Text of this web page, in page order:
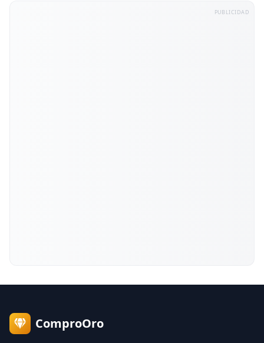
PUBLICIDAD
ComproOro